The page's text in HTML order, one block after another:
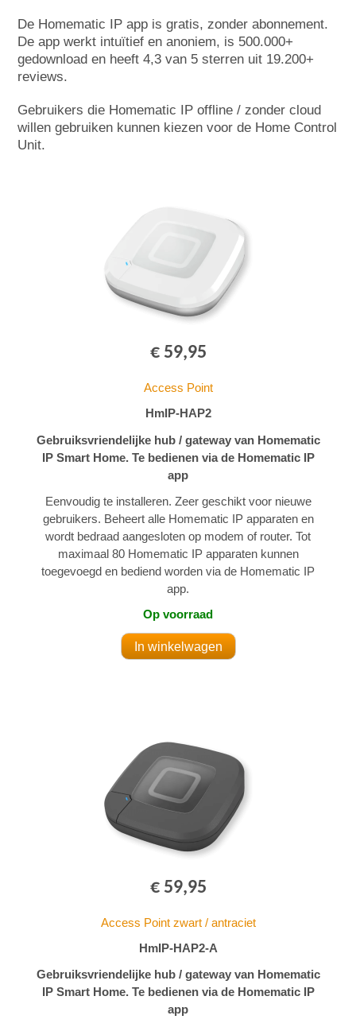
De Homematic IP app is gratis, zonder abonnement.
De app werkt intuïtief en anoniem, is 500.000+
gedownload en heeft 4,3 van 5 sterren uit 19.200+
reviews.
Gebruikers die Homematic IP offline / zonder cloud
willen gebruiken kunnen kiezen voor de Home Control
Unit.
€ 59,95
Access Point
HmIP-HAP2
Gebruiksvriendelijke hub / gateway van Homematic
IP Smart Home. Te bedienen via de Homematic IP
app
Eenvoudig te installeren. Zeer geschikt voor nieuwe
gebruikers. Beheert alle Homematic IP apparaten en
wordt bedraad aangesloten op modem of router. Tot
maximaal 80 Homematic IP apparaten kunnen
toegevoegd en bediend worden via de Homematic IP
app.
Op voorraad
€ 59,95
Access Point zwart / antraciet
HmIP-HAP2-A
Gebruiksvriendelijke hub / gateway van Homematic
IP Smart Home. Te bedienen via de Homematic IP
app